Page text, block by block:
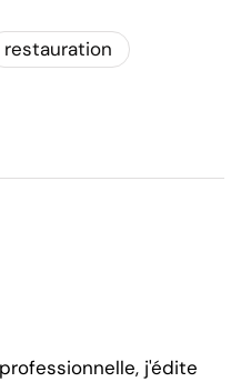
restauration
j'édite